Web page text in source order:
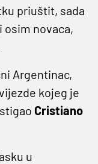
priuštit, sada
osim novaca,
Argentinac,
kojeg je
Cristiano
u